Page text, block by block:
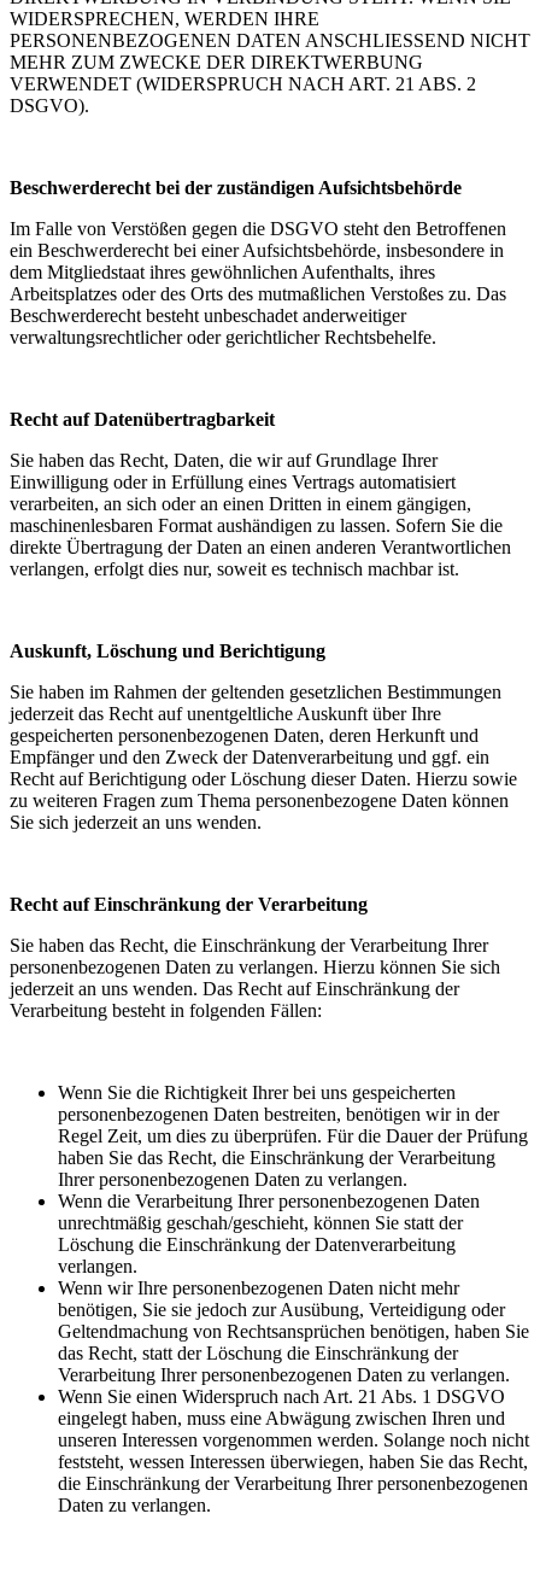
WIDERSPRECHEN, WERDEN IHRE
PERSONENBEZOGENEN DATEN ANSCHLIESSEND NICHT
MEHR ZUM ZWECKE DER DIREKTWERBUNG
VERWENDET (WIDERSPRUCH NACH ART. 21 ABS. 2
DSGVO).
Beschwerderecht bei der zuständigen Aufsichtsbehörde
Im Falle von Verstößen gegen die DSGVO steht den Betroffenen
ein Beschwerderecht bei einer Aufsichtsbehörde, insbesondere in
dem Mitgliedstaat ihres gewöhnlichen Aufenthalts, ihres
Arbeitsplatzes oder des Orts des mutmaßlichen Verstoßes zu. Das
Beschwerderecht besteht unbeschadet anderweitiger
verwaltungsrechtlicher oder gerichtlicher Rechtsbehelfe.
Recht auf Datenübertragbarkeit
Sie haben das Recht, Daten, die wir auf Grundlage Ihrer
Einwilligung oder in Erfüllung eines Vertrags automatisiert
verarbeiten, an sich oder an einen Dritten in einem gängigen,
maschinenlesbaren Format aushändigen zu lassen. Sofern Sie die
direkte Übertragung der Daten an einen anderen Verantwortlichen
verlangen, erfolgt dies nur, soweit es technisch machbar ist.
Auskunft, Löschung und Berichtigung
Sie haben im Rahmen der geltenden gesetzlichen Bestimmungen
jederzeit das Recht auf unentgeltliche Auskunft über Ihre
gespeicherten personenbezogenen Daten, deren Herkunft und
Empfänger und den Zweck der Datenverarbeitung und ggf. ein
Recht auf Berichtigung oder Löschung dieser Daten. Hierzu sowie
zu weiteren Fragen zum Thema personenbezogene Daten können
Sie sich jederzeit an uns wenden.
Recht auf Einschränkung der Verarbeitung
Sie haben das Recht, die Einschränkung der Verarbeitung Ihrer
personenbezogenen Daten zu verlangen. Hierzu können Sie sich
jederzeit an uns wenden. Das Recht auf Einschränkung der
Verarbeitung besteht in folgenden Fällen:
Wenn Sie die Richtigkeit Ihrer bei uns gespeicherten
personenbezogenen Daten bestreiten, benötigen wir in der
Regel Zeit, um dies zu überprüfen. Für die Dauer der Prüfung
haben Sie das Recht, die Einschränkung der Verarbeitung
Ihrer personenbezogenen Daten zu verlangen.
Wenn die Verarbeitung Ihrer personenbezogenen Daten
unrechtmäßig geschah/geschieht, können Sie statt der
Löschung die Einschränkung der Datenverarbeitung
verlangen.
Wenn wir Ihre personenbezogenen Daten nicht mehr
benötigen, Sie sie jedoch zur Ausübung, Verteidigung oder
Geltendmachung von Rechtsansprüchen benötigen, haben Sie
das Recht, statt der Löschung die Einschränkung der
Verarbeitung Ihrer personenbezogenen Daten zu verlangen.
Wenn Sie einen Widerspruch nach Art. 21 Abs. 1 DSGVO
eingelegt haben, muss eine Abwägung zwischen Ihren und
unseren Interessen vorgenommen werden. Solange noch nicht
feststeht, wessen Interessen überwiegen, haben Sie das Recht,
die Einschränkung der Verarbeitung Ihrer personenbezogenen
Daten zu verlangen.